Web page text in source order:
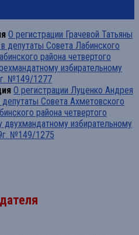
О регистрации Грачевой Татьяны
депутаты Совета Лабинского
района четвертого
избирательному
№149/1277
О регистрации Луценко Андрея
Совета Ахметовского
района четвертого
избирательному
№149/1275